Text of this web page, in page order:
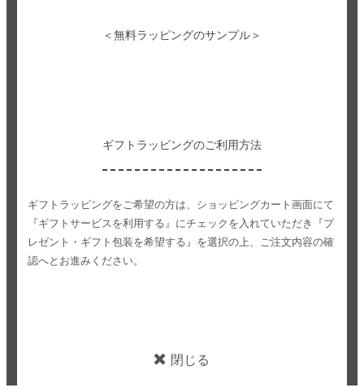
＜無料ラッピングのサンプル＞
ギフトラッピングのご利用方法
ギフトラッピングをご希望の方は、ショッピングカート画面にて
『ギフトサービスを利用する』にチェックを入れていただき
『プ
レゼント・ギフト包装を希望する』を選択の上、ご注文内容の確
認へとお進みください。
閉じる